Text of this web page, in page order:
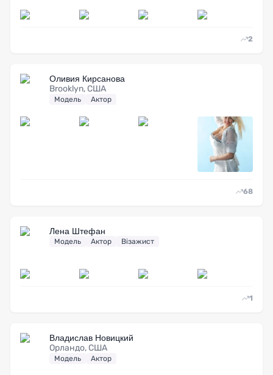
2
Оливия Кирсанова
Brooklyn, США
Модель Актор
68
Лена Штефан
Модель Актор Візажист
1
Владислав Новицкий
Орландо, США
Модель Актор